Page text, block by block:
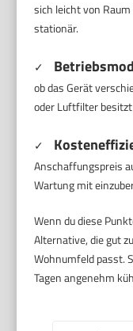
sich leicht von
stationär.
✓
ob das Gerät
oder Luftfilter
✓
Anschaffungspreis
Wartung mit
Wenn du diese
Alternative, die gut
Wohnumfeld passt.
Tagen angenehm